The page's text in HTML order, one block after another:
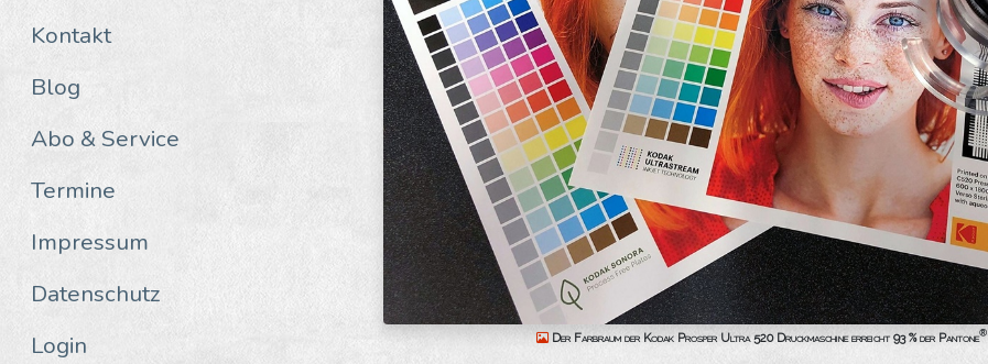
Kontakt
Blog
Abo & Service
Termine
Impressum
Datenschutz
Login
Der Farbraum der Kodak Prosper Ultra 520 Druckmaschine erreicht 93 % der Pantone®